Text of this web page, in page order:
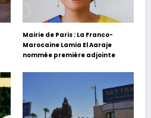
Mairie de Paris : La Franco-
Marocaine Lamia El Aaraje
nommée première adjointe